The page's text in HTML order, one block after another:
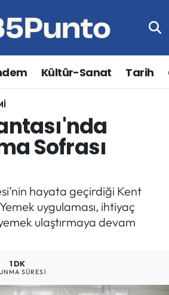
Kültür-Sanat Tarih
Sofrası
hayata geçirdiği Kent
uygulaması, ihtiyaç
ulaştırmaya devam
1 DK
SÜRESI